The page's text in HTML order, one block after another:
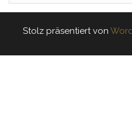
Stolz präsentiert von